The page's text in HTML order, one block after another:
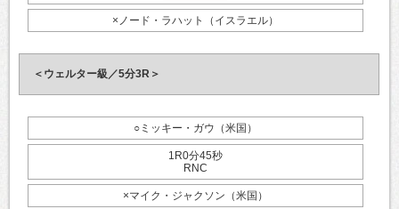
×ノード・ラハット（イスラエル）
＜ウェルター級／5分3R＞
○ミッキー・ガウ（米国）
1R0分45秒
RNC
×マイク・ジャクソン（米国）